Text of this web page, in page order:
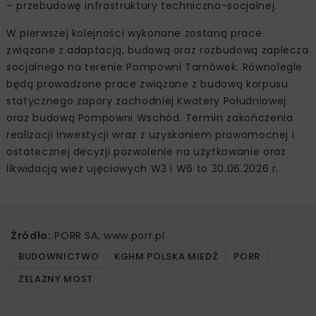
– przebudowę infrastruktury techniczno-socjalnej.
W pierwszej kolejności wykonane zostaną prace
związane z adaptacją, budową oraz rozbudową zaplecza
socjalnego na terenie Pompowni Tarnówek. Równolegle
będą prowadzone prace związane z budową korpusu
statycznego zapory zachodniej Kwatery Południowej
oraz budową Pompowni Wschód. Termin zakończenia
realizacji inwestycji wraz z uzyskaniem prawomocnej i
ostatecznej decyzji pozwolenie na użytkowanie oraz
likwidacją wież ujęciowych W3 i W6 to 30.06.2026 r.
Źródło: PORR SA, www.porr.pl
BUDOWNICTWO KGHM POLSKA MIEDŹ
PORR
ŻELAZNY MOST